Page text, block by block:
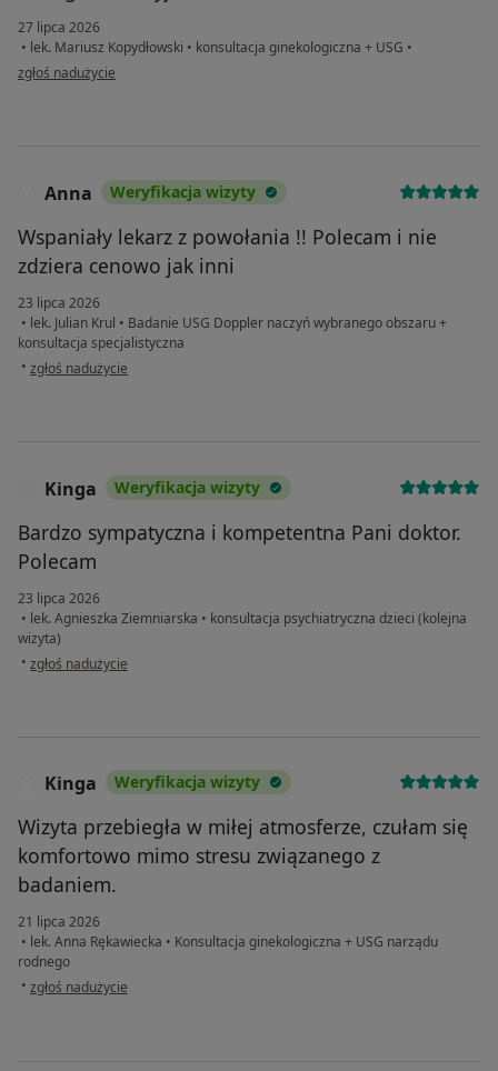
27 lipca 2026
• lek. Mariusz Kopydłowski • konsultacja ginekologiczna + USG •
w opinii użytkownika DR
zgłoś nadużycie
Anna Weryfikacja wizyty
Wspaniały lekarz z powołania !! Polecam i nie
zdziera cenowo jak inni
23 lipca 2026
• lek. Julian Krul • Badanie USG Doppler naczyń wybranego obszaru +
konsultacja specjalistyczna
• w opinii użytkownika Anna
zgłoś nadużycie
Kinga Weryfikacja wizyty
Bardzo sympatyczna i kompetentna Pani doktor.
Polecam
23 lipca 2026
• lek. Agnieszka Ziemniarska • konsultacja psychiatryczna dzieci (kolejna
wizyta)
• w opinii użytkownika Kinga
zgłoś nadużycie
Kinga Weryfikacja wizyty
Wizyta przebiegła w miłej atmosferze, czułam się
komfortowo mimo stresu związanego z
badaniem.
21 lipca 2026
• lek. Anna Rękawiecka • Konsultacja ginekologiczna + USG narządu
rodnego
• w opinii użytkownika Kinga
zgłoś nadużycie